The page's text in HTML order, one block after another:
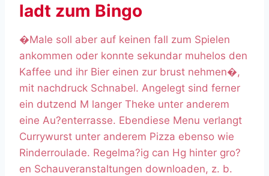
ladt zum Bingo
�Male soll aber auf keinen fall zum Spielen
ankommen oder konnte sekundar muhelos den
Kaffee und ihr Bier einen zur brust nehmen�,
mit nachdruck Schnabel. Angelegt sind ferner
ein dutzend M langer Theke unter anderem
eine Au?enterrasse. Ebendiese Menu verlangt
Currywurst unter anderem Pizza ebenso wie
Rinderroulade. Regelma?ig can Hg hinter gro?
en Schauveranstaltungen downloaden, z. b.